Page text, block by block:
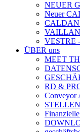
NEUER
Neuer
VESTRE
ÜBER uns
MEET
RD &
Conveyor
STELLEN